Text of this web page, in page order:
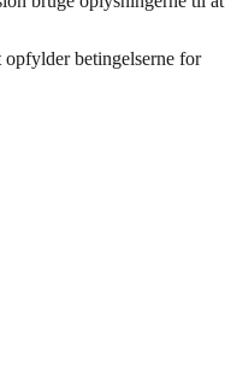
betingelserne for